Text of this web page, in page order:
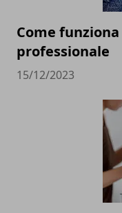
Come
professionale
15/12/2023